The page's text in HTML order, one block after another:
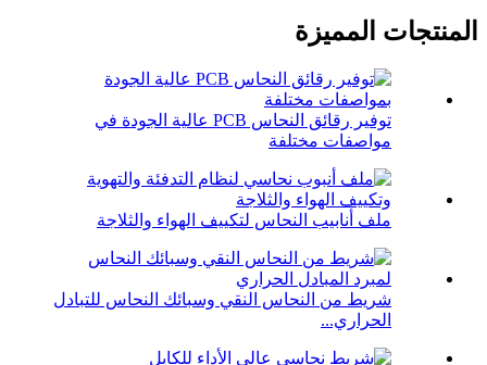
المنتجات المميزة
توفير رقائق النحاس PCB عالية الجودة في
مواصفات مختلفة
ملف أنابيب النحاس لتكييف الهواء والثلاجة
شريط من النحاس النقي وسبائك النحاس للتبادل
الحراري...